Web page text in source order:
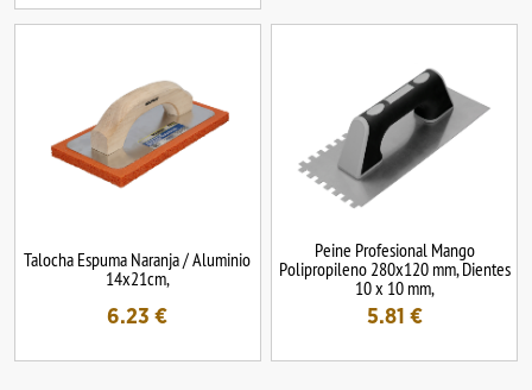
Talocha Espuma Naranja / Aluminio
14x21cm,
6.23 €
Peine Profesional Mango
Polipropileno 280x120 mm, Dientes
10 x 10 mm,
5.81 €